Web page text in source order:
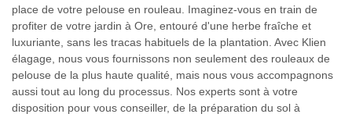
place de votre pelouse en rouleau. Imaginez-vous en train de
profiter de votre jardin à Ore, entouré d'une herbe fraîche et
luxuriante, sans les tracas habituels de la plantation. Avec Klien
élagage, nous vous fournissons non seulement des rouleaux de
pelouse de la plus haute qualité, mais nous vous accompagnons
aussi tout au long du processus. Nos experts sont à votre
disposition pour vous conseiller, de la préparation du sol à